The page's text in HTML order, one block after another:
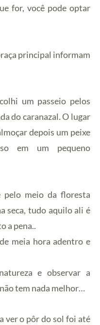
for, você pode optar
principal informam
um passeio pelos
do caranazal. O lugar
depois um peixe
em um pequeno
pelo meio da floresta
seca, tudo aquilo ali é
a pena..
meia hora adentro e
e observar a
tem nada melhor…
ver o pôr do sol foi até